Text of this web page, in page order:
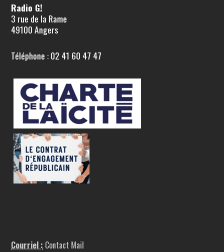
Radio G!
3 rue de la Rame
49100 Angers
Téléphone : 02 41 60 47 47
Courriel : Contact Mail